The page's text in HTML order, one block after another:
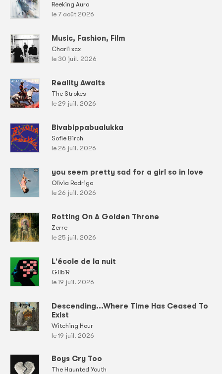
Reeking Aura
le 7 août 2026
Music, Fashion, Film
Charli xcx
le 30 juil. 2026
Reality Awaits
The Strokes
le 29 juil. 2026
Bivabippabualukka
Sofie Birch
le 26 juil. 2026
you seem pretty sad for a girl so in love
Olivia Rodrigo
le 26 juil. 2026
Rotting On A Golden Throne
Zerre
le 25 juil. 2026
L'école de la nuit
Gilb'R
le 19 juil. 2026
Descending...Where Time Has Ceased To
Exist
Witching Hour
le 19 juil. 2026
Boys Cry Too
The Haunted Youth